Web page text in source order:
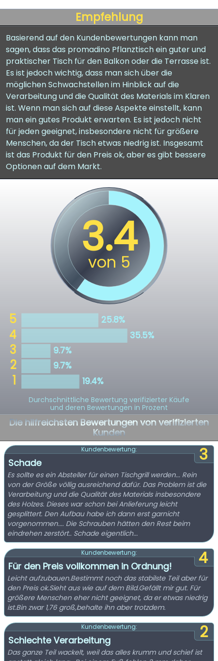
Empfehlung
Basierend auf den Kundenbewertungen kann man
sagen, dass das promadino Pflanztisch ein guter und
praktischer Tisch für den Balkon oder die Terrasse ist.
Es ist jedoch wichtig, dass man sich über die
möglichen Schwachstellen im Hinblick auf die
Verarbeitung und die Qualität des Materials im Klaren
ist. Wenn man sich auf diese Aspekte einstellt, kann
man ein gutes Produkt erwarten. Es ist jedoch nicht
für jeden geeignet, insbesondere nicht für größere
Menschen, da der Tisch etwas niedrig ist. Insgesamt
ist das Produkt für den Preis ok, aber es gibt bessere
Optionen auf dem Markt.
Durchschnittliche Bewertung verifizierter Käufe
und deren Bewertungen in Prozent
Die hilfreichsten Bewertungen von verifizierten
Kunden
3
Kundenbewertung:
Schade
Es sollte es ein Absteller für einen Tischgrill werden... Rein
von der Größe völlig ausreichend dafür. Das Problem ist die
Verarbeitung und die Qualität des Materials insbesondere
des Holzes. Dieses war schon bei Anlieferung leicht
gesplittert. Den Aufbau habe ich dann erst garnicht
vorgenommen.... Die Schrauben hätten den Rest beim
eindrehen zerstört.. Schade eigentlich...
4
Kundenbewertung:
Für den Preis vollkommen in Ordnung!
Leicht aufzubauen.Bestimmt noch das stabilste Teil aber für
den Preis ok.Sieht aus wie auf dem Bild.Gefällt mir gut. Für
größere Menschen eher nicht geeignet, da er etwas niedrig
ist.Bin zwar 1,76 groß,behalte ihn aber trotzdem.
2
Kundenbewertung:
Schlechte Verarbeitung
Das ganze Teil wackelt, weil das alles krumm und schief ist